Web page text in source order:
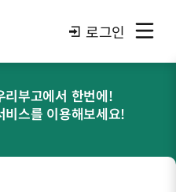
로그인
리부고에서 한번에!
스를 이용해보세요!